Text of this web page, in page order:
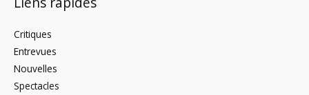
Critiques
Entrevues
Nouvelles
Spectacles